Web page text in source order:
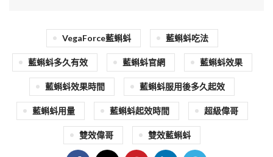
VegaForce藍蝌蚪 藍蝌蚪吃法
藍蝌蚪多久有效 藍蝌蚪官網 藍蝌蚪效果
藍蝌蚪效果時間 藍蝌蚪服用後多久起效
藍蝌蚪用量 藍蝌蚪起效時間 超級偉哥
雙效偉哥 雙效藍蝌蚪